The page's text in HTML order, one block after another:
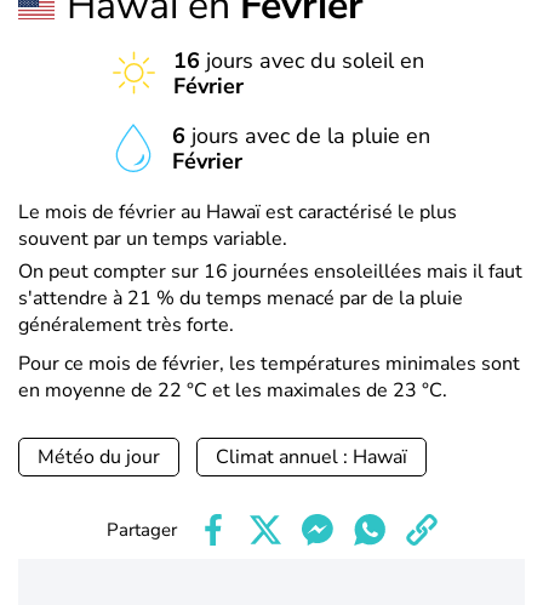
16 jours avec du soleil en
Février
6 jours avec de la pluie en
Février
Le mois de février au Hawaï est caractérisé le plus
souvent par un temps variable.
On peut compter sur 16 journées ensoleillées mais il faut
s'attendre à 21 % du temps menacé par de la pluie
généralement très forte.
Pour ce mois de février, les températures minimales sont
en moyenne de 22 °C et les maximales de 23 °C.
Météo du jour Climat annuel : Hawaï
Partager